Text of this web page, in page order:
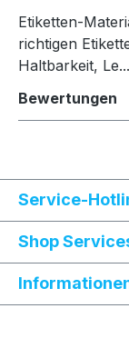
Etiketten-
richtigen
Haltbarkeit, Le...
Bewertungen
Service-
Shop